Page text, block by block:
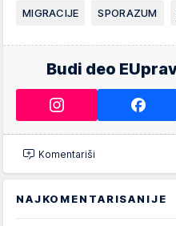
MIGRACIJE SPORAZUM
Budi deo
Komentariši
NAJKOMENTARISANIJE